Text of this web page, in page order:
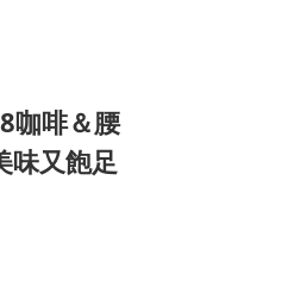
咖啡＆腰
味又飽足